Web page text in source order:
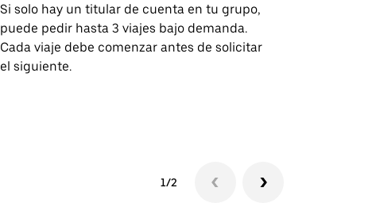
Si solo hay un titular de cuenta en tu grupo,
puede pedir hasta 3 viajes bajo demanda.
Cada viaje debe comenzar antes de solicitar
el siguiente.
1/2